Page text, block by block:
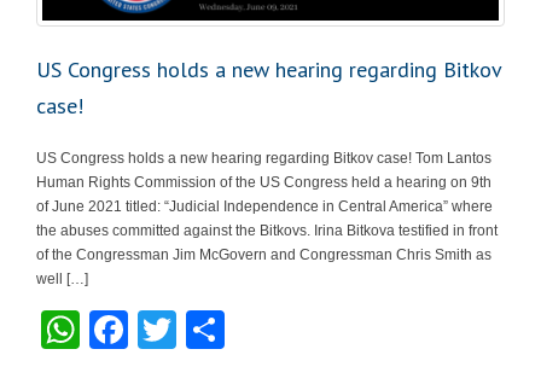
US Congress holds a new hearing regarding Bitkov
case!
US Congress holds a new hearing regarding Bitkov case! Tom Lantos
Human Rights Commission of the US Congress held a hearing on 9th
of June 2021 titled: “Judicial Independence in Central America” where
the abuses committed against the Bitkovs. Irina Bitkova testified in front
of the Congressman Jim McGovern and Congressman Chris Smith as
well […]
W
F
T